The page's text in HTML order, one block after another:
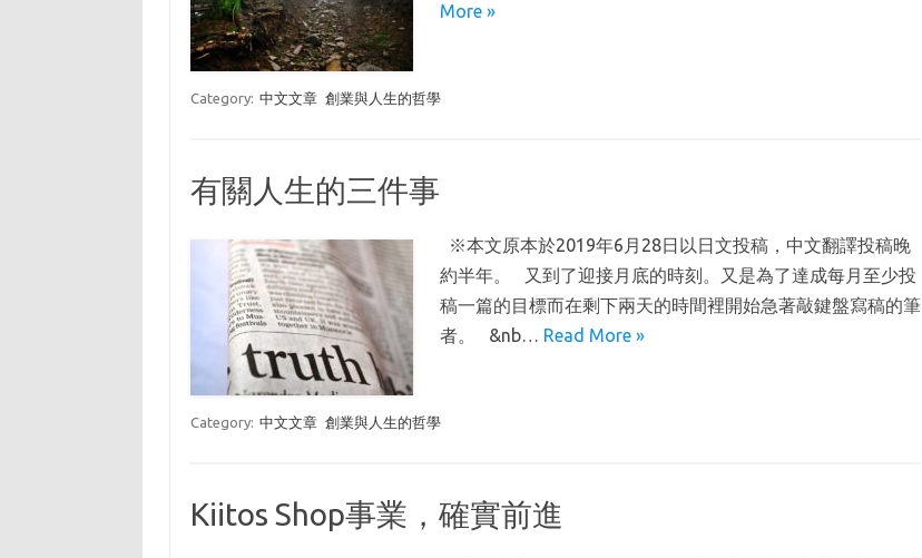
More »
Category: 中文文章 創業與人生的哲學
有關人生的三件事
※本文原本於2019年6月28日以日文投稿，中文翻譯投稿晚
約半年。 又到了迎接月底的時刻。又是為了達成每月至少投
稿一篇的目標而在剩下兩天的時間裡開始急著敲鍵盤寫稿的筆
者。 &nb… Read More »
Category: 中文文章 創業與人生的哲學
Kiitos Shop事業，確實前進